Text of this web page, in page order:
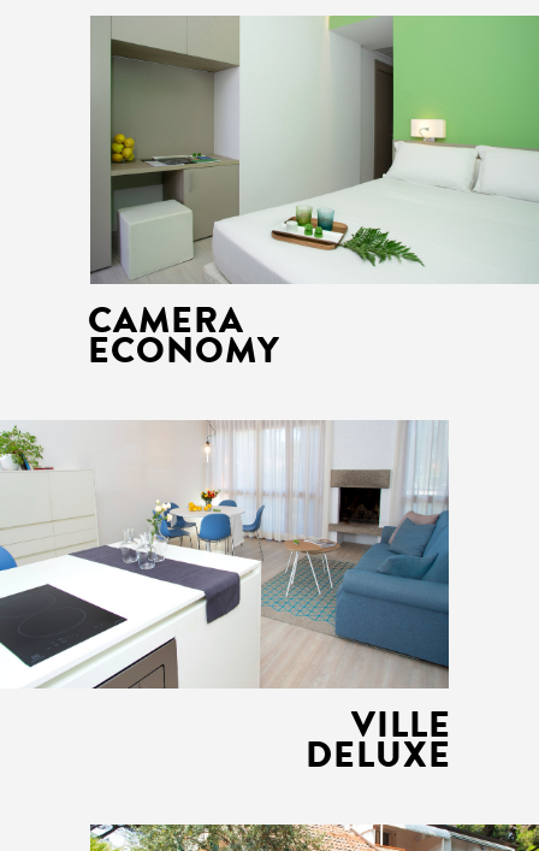
CAMERA
ECONOMY
VILLE
DELUXE